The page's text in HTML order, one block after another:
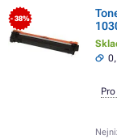
- 38%